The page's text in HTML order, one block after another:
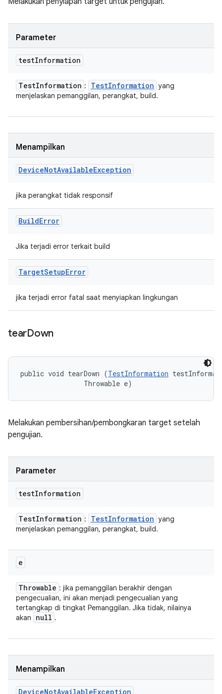
Parameter
testInformation
TestInformation : TestInformation yang
menjelaskan pemanggilan, perangkat, build.
Menampilkan
DeviceNotAvailableException
jika perangkat tidak responsif
BuildError
Jika terjadi error terkait build
TargetSetupError
jika terjadi error fatal saat menyiapkan lingkungan
tearDown
public void tearDown (TestInformation
                Throwable e)
Melakukan pembersihan/pembongkaran target setelah
pengujian.
Parameter
testInformation
TestInformation : TestInformation yang
menjelaskan pemanggilan, perangkat, build.
e
Throwable : jika pemanggilan berakhir dengan
pengecualian, ini akan menjadi pengecualian yang
tertangkap di tingkat Pemanggilan. Jika tidak, nilainya
akan
null .
Menampilkan
DeviceNotAvailableException